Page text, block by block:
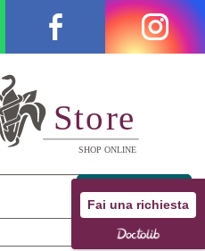
Fai una richiesta